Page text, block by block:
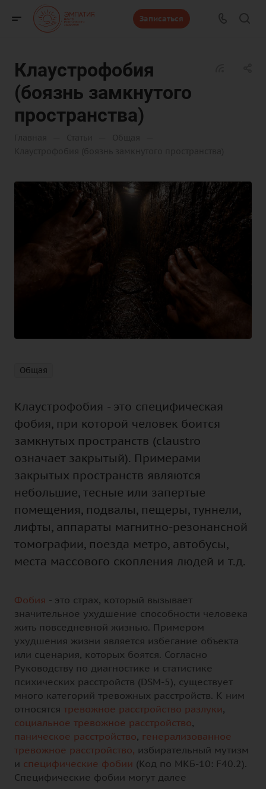
Записаться
Клаустрофобия
(боязнь замкнутого
пространства)
Общая
Клаустрофобия - это специфическая
фобия, при которой человек боится
замкнутых пространств (claustro
означает закрытый). Примерами
закрытых пространств являются
небольшие, тесные или запертые
помещения, подвалы, пещеры, туннели,
лифты, аппараты магнитно-резонансной
томографии, поезда метро, автобусы,
места массового скопления людей и т.д.
Фобия - это страх, который вызывает
значительное ухудшение способности человека
жить повседневной жизнью. Примером
ухудшения жизни является избегание объекта
или сценария, которых боятся. Согласно
Руководству по диагностике и статистике
психических расстройств (DSM-5), существует
много категорий тревожных расстройств. К ним
относятся тревожное расстройство разлуки,
социальное тревожное расстройство,
паническое расстройство, генерализованное
тревожное расстройство, избирательный мутизм
и специфические фобии (Код по МКБ-10: F40.2).
Специфические фобии могут далее